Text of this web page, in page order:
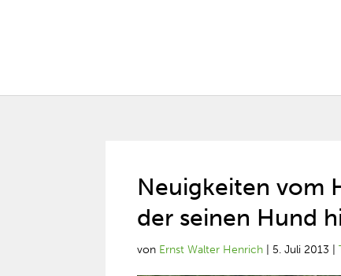
Neuigkeiten vom
der seinen Hund
von Ernst Walter Henrich 5. Juli 2013 |